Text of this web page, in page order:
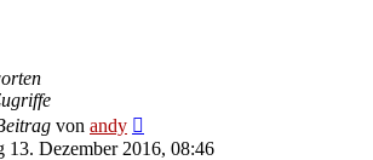
von andy
13. Dezember 2016, 08:46